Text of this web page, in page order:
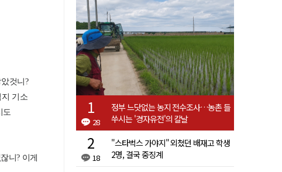
28
정부 느닷없는 농지 전수조사…농촌 들
쑤시는 '경자유전'의 칼날
18
"스타벅스 가야지" 외쳤던 배재고 학생
2명, 결국 중징계